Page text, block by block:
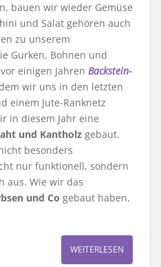
bauen wir wieder Gemüse
und Salat gehören auch
zu unserem
Gurken, Bohnen und
einigen Jahren Backstein-
wir uns in den letzten
einem Jute-Ranknetz
in diesem Jahr eine
und Kantholz gebaut.
besonders
nur funktionell, sondern
aus. Wie wir das
und Co gebaut haben,
WEITERLESEN